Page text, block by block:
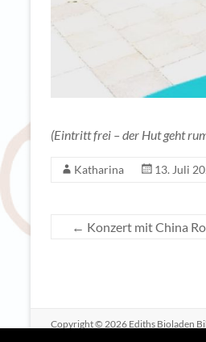
(Eintritt frei – der Hut geht
Katharina 13. Juli
← Konzert mit China
Copyright © 2026 Ediths Bioladen